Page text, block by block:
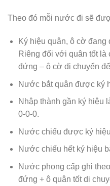
Theo đó mỗi nước đi sẽ
Ký hiệu quân, ô cờ
Riêng đối với quân tốt là
đứng – ô cờ di chuyển
Nước bắt quân được ký
Nhập thành gần ký hiệu
0-0-0.
Nước chiếu được ký hiệu
Nước chiếu hết ký hiệu
Nước phong cấp ghi
đứng + ô quân tốt di